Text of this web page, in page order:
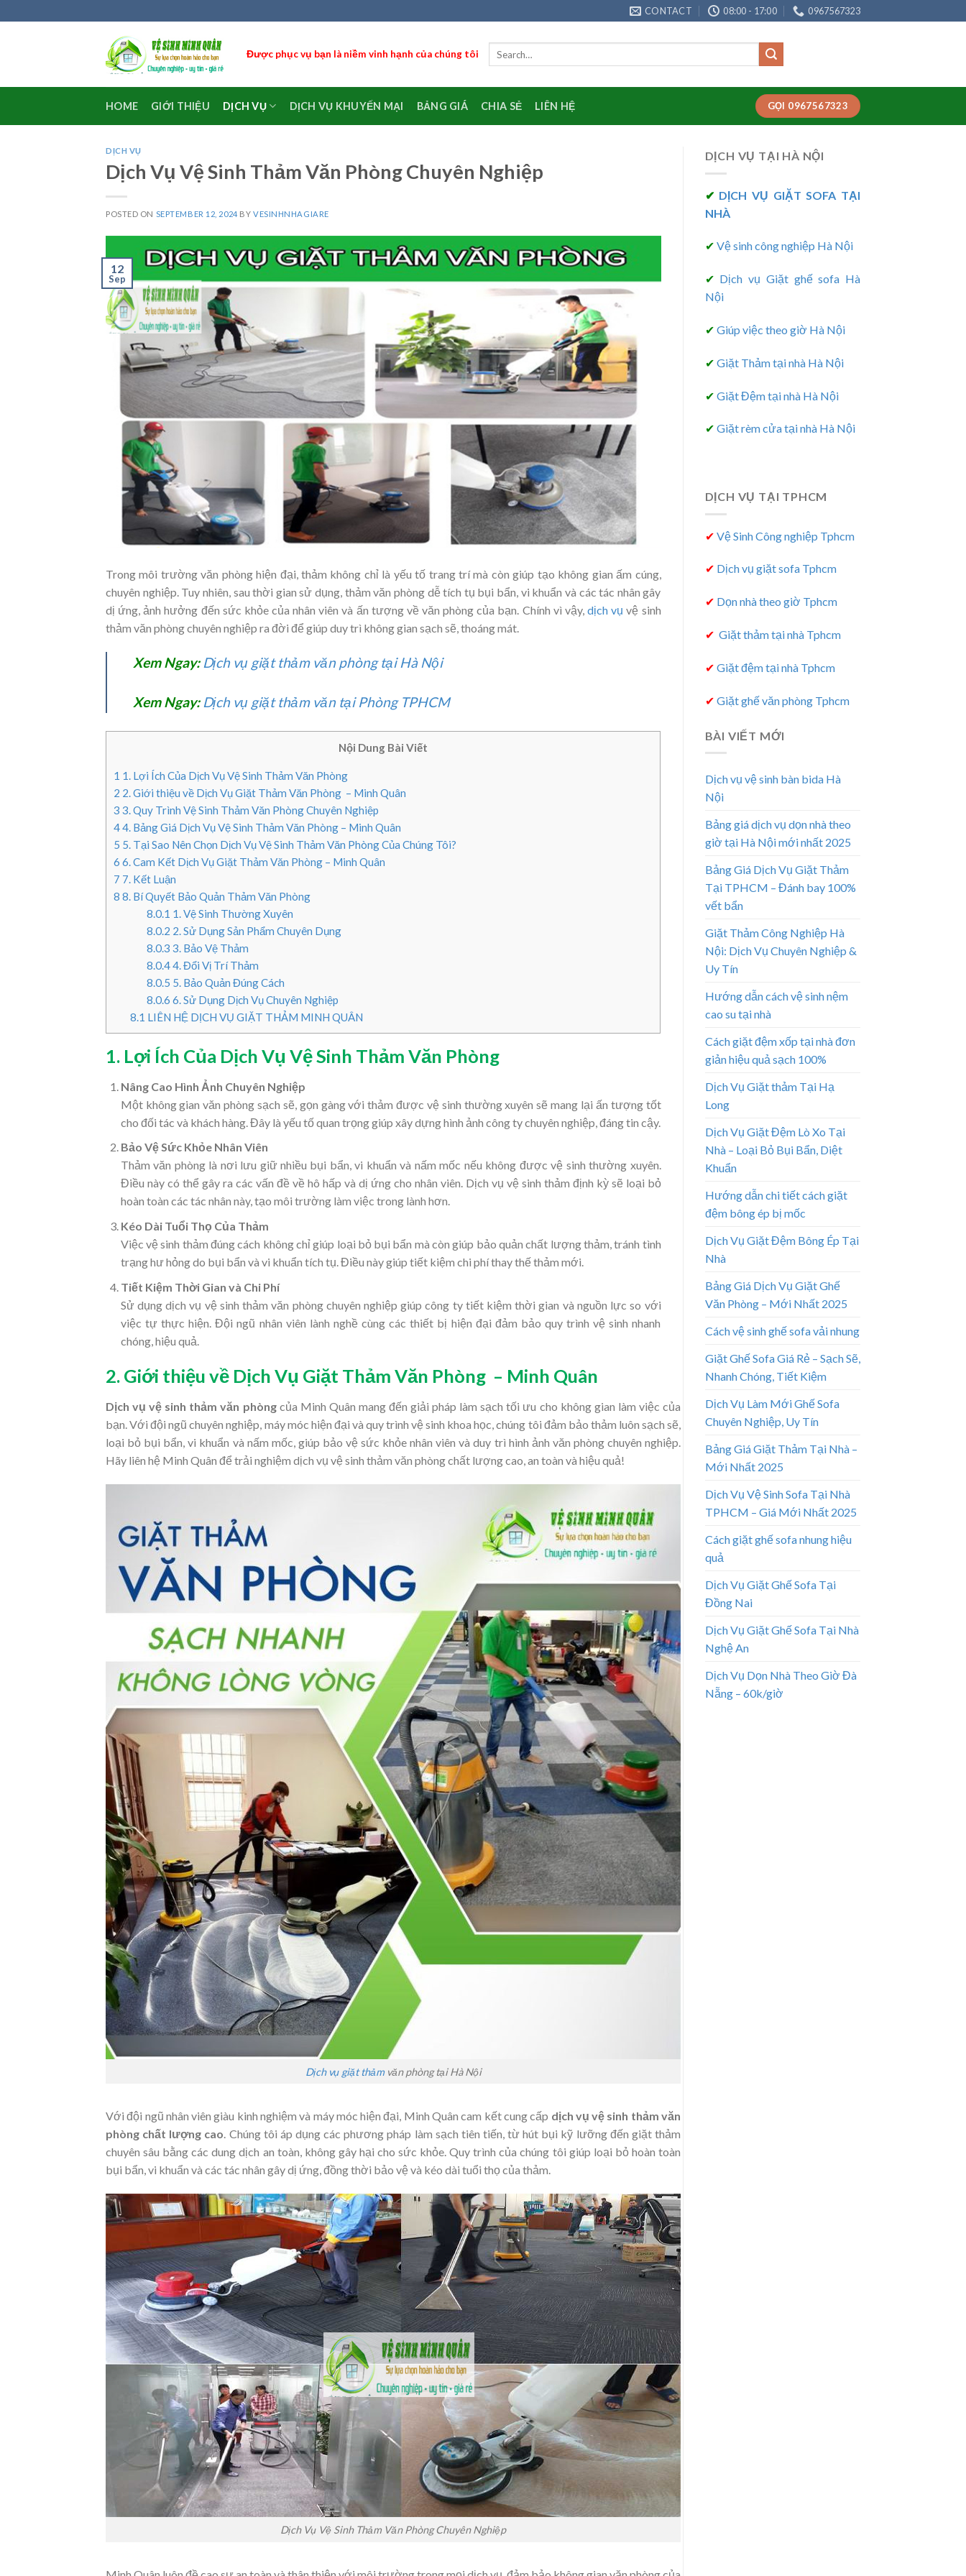
to
CONTACT 08:00 - 17:00 0967567323
Được phục vụ bạn là niềm vinh hạnh của chúng tôi
HOME GIỚI THIỆU DỊCH VỤ DỊCH VỤ KHUYẾN MẠI BẢNG GIÁ CHIA SẺ LIÊN HỆ GỌI 0967567323
DỊCH VỤ
Dịch Vụ Vệ Sinh Thảm Văn Phòng Chuyên Nghiệp
POSTED ON SEPTEMBER 12, 2024 BY VESINHNHAGIARE
12
Sep
Trong môi trường văn phòng hiện đại, thảm không chỉ là yếu tố trang trí mà còn giúp tạo không gian ấm cúng,
chuyên nghiệp. Tuy nhiên, sau thời gian sử dụng, thảm văn phòng dễ tích tụ bụi bẩn, vi khuẩn và các tác nhân gây
dị ứng, ảnh hưởng đến sức khỏe của nhân viên và ấn tượng về văn phòng của bạn. Chính vì vậy,dịch vụ vệ sinh
thảm văn phòng chuyên nghiệp ra đời để giúp duy trì không gian sạch sẽ, thoáng mát.
Xem Ngay: Dịch vụ giặt thảm văn phòng tại Hà Nội
Xem Ngay: Dịch vụ giặt thảm văn tại Phòng TPHCM
Nội Dung Bài Viết
1 1. Lợi Ích Của Dịch Vụ Vệ Sinh Thảm Văn Phòng
2 2. Giới thiệu về Dịch Vụ Giặt Thảm Văn Phòng – Minh Quân
3 3. Quy Trình Vệ Sinh Thảm Văn Phòng Chuyên Nghiệp
44. Bảng Giá Dịch Vụ Vệ Sinh Thảm Văn Phòng – Minh Quân
5 5. Tại Sao Nên Chọn Dịch Vụ Vệ Sinh Thảm Văn Phòng Của Chúng Tôi?
6 6. Cam Kết Dịch Vụ Giặt Thảm Văn Phòng – Minh Quân
7 7. Kết Luận
8 8. Bí Quyết Bảo Quản Thảm Văn Phòng
8.0.1 1. Vệ Sinh Thường Xuyên
8.0.2 2. Sử Dụng Sản Phẩm Chuyên Dụng
8.0.3 3. Bảo Vệ Thảm
8.0.44. Đổi Vị Trí Thảm
8.0.5 5. Bảo Quản Đúng Cách
8.0.6 6. Sử Dụng Dịch Vụ Chuyên Nghiệp
8.1 LIÊN HỆ DỊCH VỤ GIẶT THẢM MINH QUÂN
1. Lợi Ích Của Dịch Vụ Vệ Sinh Thảm Văn Phòng
Nâng Cao Hình Ảnh Chuyên Nghiệp
Một không gian văn phòng sạch sẽ, gọn gàng với thảm được vệ sinh thường xuyên sẽ mang lại ấn tượng tốt
cho đối tác và khách hàng. Đây là yếu tố quan trọng giúp xây dựng hình ảnh công ty chuyên nghiệp, đáng tin cậy.
Bảo Vệ Sức Khỏe Nhân Viên
Thảm văn phòng là nơi lưu giữ nhiều bụi bẩn, vi khuẩn và nấm mốc nếu không được vệ sinh thường xuyên.
Điều này có thể gây ra các vấn đề về hô hấp và dị ứng cho nhân viên. Dịch vụ vệ sinh thảm định kỳ sẽ loại bỏ
hoàn toàn các tác nhân này, tạo môi trường làm việc trong lành hơn.
Kéo Dài Tuổi Thọ Của Thảm
Việc vệ sinh thảm đúng cách không chỉ giúp loại bỏ bụi bẩn mà còn giúp bảo quản chất lượng thảm, tránh tình
trạng hư hỏng do bụi bẩn và vi khuẩn tích tụ. Điều này giúp tiết kiệm chi phí thay thế thảm mới.
Tiết Kiệm Thời Gian và Chi Phí
Sử dụng dịch vụ vệ sinh thảm văn phòng chuyên nghiệp giúp công ty tiết kiệm thời gian và nguồn lực so với
việc tự thực hiện. Đội ngũ nhân viên lành nghề cùng các thiết bị hiện đại đảm bảo quy trình vệ sinh nhanh
chóng, hiệu quả.
2. Giới thiệu về Dịch Vụ Giặt Thảm Văn Phòng – Minh Quân
Dịch vụ vệ sinh thảm văn phòngcủa Minh Quân mang đến giải pháp làm sạch tối ưu cho không gian làm việc của
bạn. Với đội ngũ chuyên nghiệp, máy móc hiện đại và quy trình vệ sinh khoa học, chúng tôi đảm bảo thảm luôn sạch sẽ,
loại bỏ bụi bẩn, vi khuẩn và nấm mốc, giúp bảo vệ sức khỏe nhân viên và duy trì hình ảnh văn phòng chuyên nghiệp.
Hãy liên hệ Minh Quân để trải nghiệm dịch vụ vệ sinh thảm văn phòng chất lượng cao, an toàn và hiệu quả!
Dịch vụ giặt thảmvăn phòng tại Hà Nội
Với đội ngũ nhân viên giàu kinh nghiệm và máy móc hiện đại, Minh Quân cam kết cung cấp dịch vụ vệ sinh thảm văn
phòng chất lượng cao. Chúng tôi áp dụng các phương pháp làm sạch tiên tiến, từ hút bụi kỹ lưỡng đến giặt thảm
chuyên sâu bằng các dung dịch an toàn, không gây hại cho sức khỏe. Quy trình của chúng tôi giúp loại bỏ hoàn toàn
bụi bẩn, vi khuẩn và các tác nhân gây dị ứng, đồng thời bảo vệ và kéo dài tuổi thọ của thảm.
Dịch Vụ Vệ Sinh Thảm Văn Phòng Chuyên Nghiệp
DỊCH VỤ TẠI HÀ NỘI
✔ DỊCH VỤ GIẶT SOFA TẠI
NHÀ
✔ Vệ sinh công nghiệp Hà Nội
✔ Dịch vụ Giặt ghế sofa Hà
Nội
✔ Giúp việc theo giờ Hà Nội
✔ Giặt Thảm tại nhà Hà Nội
✔ Giặt Đệm tại nhà Hà Nội
✔ Giặt rèm cửa tại nhà Hà Nội
DỊCH VỤ TẠI TPHCM
✔ Vệ Sinh Công nghiệp Tphcm
✔ Dịch vụ giặt sofa Tphcm
✔ Dọn nhà theo giờ Tphcm
✔ Giặt thảm tại nhà Tphcm
✔ Giặt đệm tại nhà Tphcm
✔ Giặt ghế văn phòng Tphcm
BÀI VIẾT MỚI
Dịch vụ vệ sinh bàn bida Hà
Nội
Bảng giá dịch vụ dọn nhà theo
giờ tại Hà Nội mới nhất 2025
Bảng Giá Dịch Vụ Giặt Thảm
Tại TPHCM – Đánh bay 100%
vết bẩn
Giặt Thảm Công Nghiệp Hà
Nội: Dịch Vụ Chuyên Nghiệp &
Uy Tín
Hướng dẫn cách vệ sinh nệm
cao su tại nhà
Cách giặt đệm xốp tại nhà đơn
giản hiệu quả sạch 100%
Dịch Vụ Giặt thảm Tại Hạ
Long
Dịch Vụ Giặt Đệm Lò Xo Tại
Nhà – Loại Bỏ Bụi Bẩn, Diệt
Khuẩn
Hướng dẫn chi tiết cách giặt
đệm bông ép bị mốc
Dịch Vụ Giặt Đệm Bông Ép Tại
Nhà
Bảng Giá Dịch Vụ Giặt Ghế
Văn Phòng – Mới Nhất 2025
Cách vệ sinh ghế sofa vải nhung
Giặt Ghế Sofa Giá Rẻ – Sạch Sẽ,
Nhanh Chóng, Tiết Kiệm
Dịch Vụ Làm Mới Ghế Sofa
Chuyên Nghiệp, Uy Tín
Bảng Giá Giặt Thảm Tại Nhà –
Mới Nhất 2025
Dịch Vụ Vệ Sinh Sofa Tại Nhà
TPHCM – Giá Mới Nhất 2025
Cách giặt ghế sofa nhung hiệu
quả
Dịch Vụ Giặt Ghế Sofa Tại
Đồng Nai
Dịch Vụ Giặt Ghế Sofa Tại Nhà
Nghệ An
Dịch Vụ Dọn Nhà Theo Giờ Đà
Nẵng – 60k/giờ